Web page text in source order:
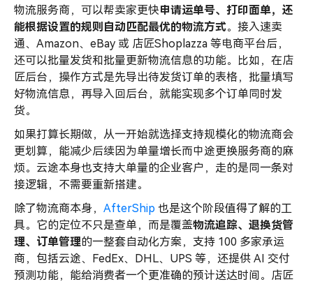
物流服务商，可以帮卖家更快申请运单号、打印面单，还
能根据设置的规则自动匹配最优的物流方式。接入速卖
通、Amazon、eBay 或 店匠Shoplazza 等电商平台后，
还可以批量发货和批量更新物流信息的功能。比如，在店
匠后台，操作方式是先导出待发货订单的表格，批量填写
好物流信息，再导入回后台，就能实现多个订单同时发
货。
如果打算长期做，从一开始就选择支持规模化的物流商会
更划算，能减少后续因为单量增长而中途更换服务商的麻
烦。云途本身也支持大单量的企业客户，走的是同一条对
接逻辑，不需要重新搭建。
除了物流商本身， AfterShip 也是这个阶段值得了解的工
具。它的定位不只是查单，而是覆盖物流追踪、退换货管
理、订单管理的一整套自动化方案，支持 100 多家承运
商，包括云途、FedEx、DHL、UPS 等，还提供 AI 交付
预测功能，能给消费者一个更准确的预计送达时间。店匠